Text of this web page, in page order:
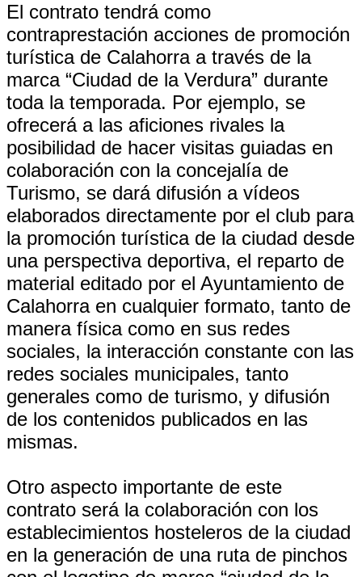
El contrato tendrá como
contraprestación acciones de promoción
turística de Calahorra a través de la
marca “Ciudad de la Verdura” durante
toda la temporada. Por ejemplo, se
ofrecerá a las aficiones rivales la
posibilidad de hacer visitas guiadas en
colaboración con la concejalía de
Turismo, se dará difusión a vídeos
elaborados directamente por el club para
la promoción turística de la ciudad desde
una perspectiva deportiva, el reparto de
material editado por el Ayuntamiento de
Calahorra en cualquier formato, tanto de
manera física como en sus redes
sociales, la interacción constante con las
redes sociales municipales, tanto
generales como de turismo, y difusión
de los contenidos publicados en las
mismas.
Otro aspecto importante de este
contrato será la colaboración con los
establecimientos hosteleros de la ciudad
en la generación de una ruta de pinchos